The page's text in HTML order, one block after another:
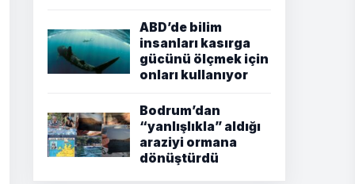
ABD’de bilim
insanları kasırga
gücünü ölçmek için
onları kullanıyor
Bodrum’dan
“yanlışlıkla” aldığı
araziyi ormana
dönüştürdü